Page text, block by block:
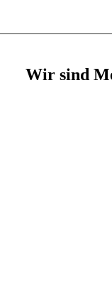
Wir sind